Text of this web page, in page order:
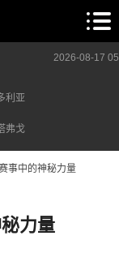
2026-08-17
利亚
弗戈
事中的神秘力量
力量